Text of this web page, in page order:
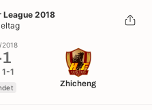
1
League 2018
2018
1
1-1
Zhicheng